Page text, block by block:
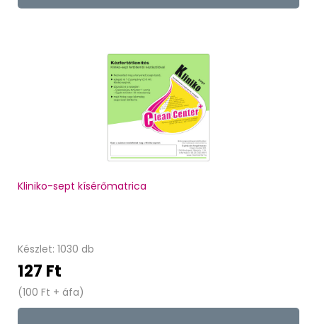
Kliniko-sept kísérőmatrica
Készlet: 1030 db
127 Ft
(100 Ft + áfa)